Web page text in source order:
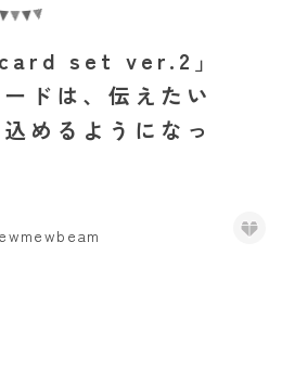
set ver.2」
ドは、伝えたい
めるようになっ